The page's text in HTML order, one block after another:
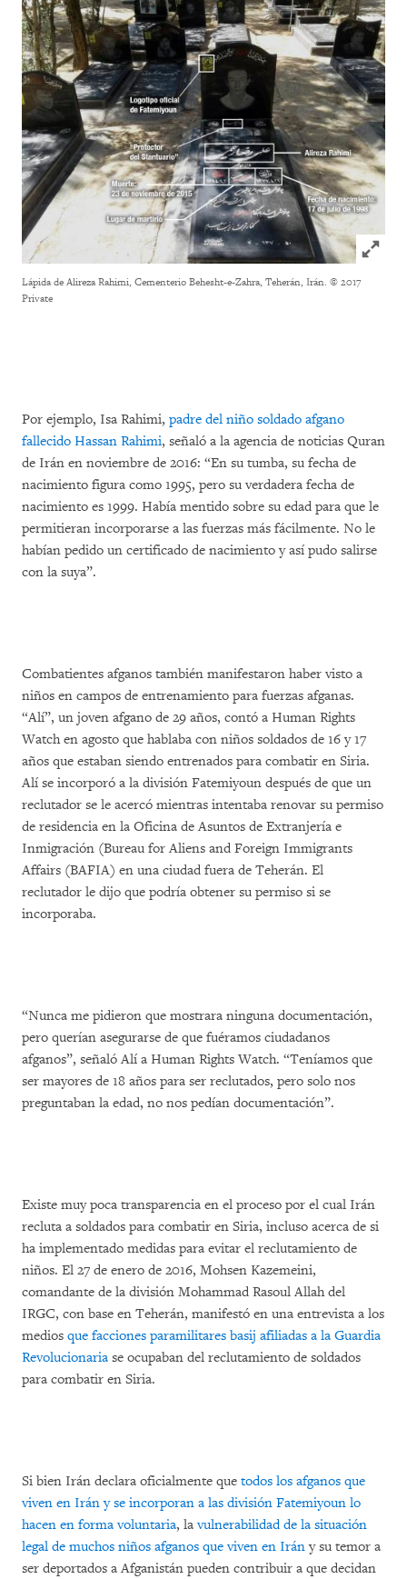
Click to
Lápida de Alireza Rahimi, Cementerio Behesht-e-Zahra, Teherán, Irán. © 2017
Private
Por ejemplo, Isa Rahimi, padre del niño soldado afgano
fallecido Hassan Rahimi, señaló a la agencia de noticias Quran
de Irán en noviembre de 2016: “En su tumba, su fecha de
nacimiento figura como 1995, pero su verdadera fecha de
nacimiento es 1999. Había mentido sobre su edad para que le
permitieran incorporarse a las fuerzas más fácilmente. No le
habían pedido un certificado de nacimiento y así pudo salirse
con la suya”.
Combatientes afganos también manifestaron haber visto a
niños en campos de entrenamiento para fuerzas afganas.
“Alí”, un joven afgano de 29 años, contó a Human Rights
Watch en agosto que hablaba con niños soldados de 16 y 17
años que estaban siendo entrenados para combatir en Siria.
Alí se incorporó a la división Fatemiyoun después de que un
reclutador se le acercó mientras intentaba renovar su permiso
de residencia en la Oficina de Asuntos de Extranjería e
Inmigración (Bureau for Aliens and Foreign Immigrants
Affairs (BAFIA) en una ciudad fuera de Teherán. El
reclutador le dijo que podría obtener su permiso si se
incorporaba.
“Nunca me pidieron que mostrara ninguna documentación,
pero querían asegurarse de que fuéramos ciudadanos
afganos”, señaló Alí a Human Rights Watch. “Teníamos que
ser mayores de 18 años para ser reclutados, pero solo nos
preguntaban la edad, no nos pedían documentación”.
Existe muy poca transparencia en el proceso por el cual Irán
recluta a soldados para combatir en Siria, incluso acerca de si
ha implementado medidas para evitar el reclutamiento de
niños. El 27 de enero de 2016, Mohsen Kazemeini,
comandante de la división Mohammad Rasoul Allah del
IRGC, con base en Teherán, manifestó en una entrevista a los
medios que facciones paramilitares basij afiliadas a la Guardia
Revolucionaria se ocupaban del reclutamiento de soldados
para combatir en Siria.
Si bien Irán declara oficialmente que todos los afganos que
viven en Irán y se incorporan a las división Fatemiyoun lo
hacen en forma voluntaria, lavulnerabilidad de la situación
legal de muchos niños afganos que viven en Irány su temor a
ser deportados a Afganistán pueden contribuir a que decidan